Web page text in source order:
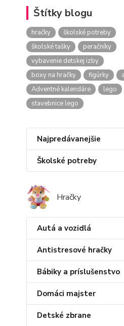
Štítky blogu
hračky
školské potreby
školské tašky
peračníky
vybavenie detskej izby
boxy na hračky
figúrky
Adventné kalendáre
lego
stavebnice lego
Najpredávanejšie
Školské potreby
Hračky
Autá a vozidlá
Antistresové hračky
Bábiky a príslušenstvo
Domáci majster
Detské zbrane